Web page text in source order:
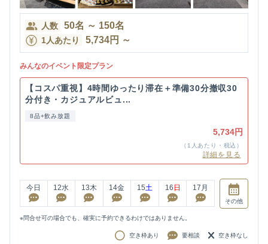
人数 50名 ～ 150名
1人あたり 5,734円 ～
みんなのイベント限定プラン
【コスパ重視】4時間ゆったり滞在＋準備30分撤収30
分付き・カジュアルビュ...
8品+飲み放題
5,734円
（1人あたり・税込）
詳細を見る
今日 12水 13木 14金 15土 16 日 17 月
その他
※問合せ可の場合でも、確実に予約できるわけではありません。
空き枠あり 要相談 空き枠なし